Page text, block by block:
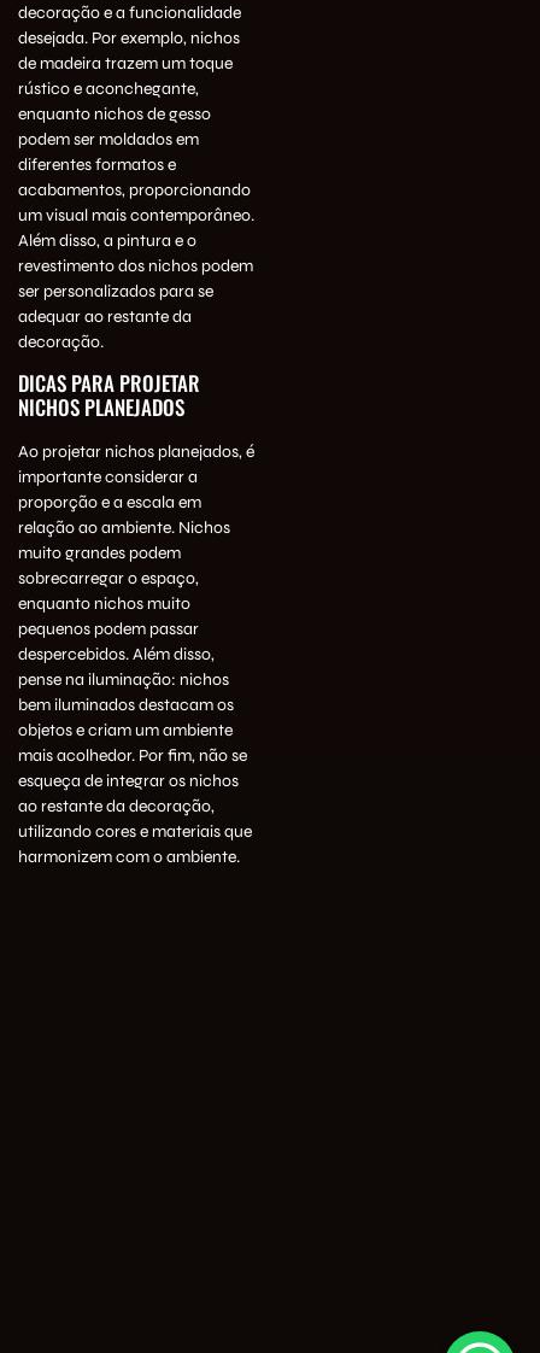
decoração e a funcionalidade
desejada. Por exemplo, nichos
de madeira trazem um toque
rústico e aconchegante,
enquanto nichos de gesso
podem ser moldados em
diferentes formatos e
acabamentos, proporcionando
um visual mais contemporâneo.
Além disso, a pintura e o
revestimento dos nichos podem
ser personalizados para se
adequar ao restante da
decoração.
DICAS PARA PROJETAR
NICHOS PLANEJADOS
Ao projetar nichos planejados, é
importante considerar a
proporção e a escala em
relação ao ambiente. Nichos
muito grandes podem
sobrecarregar o espaço,
enquanto nichos muito
pequenos podem passar
despercebidos. Além disso,
pense na iluminação: nichos
bem iluminados destacam os
objetos e criam um ambiente
mais acolhedor. Por fim, não se
esqueça de integrar os nichos
ao restante da decoração,
utilizando cores e materiais que
harmonizem com o ambiente.